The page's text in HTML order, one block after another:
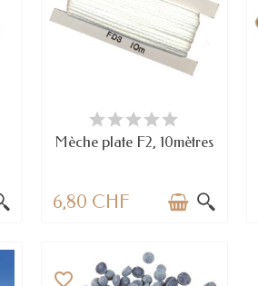
EN STOCK
Mèche plate F2, 10mètres
6,80 CHF
favorite_border